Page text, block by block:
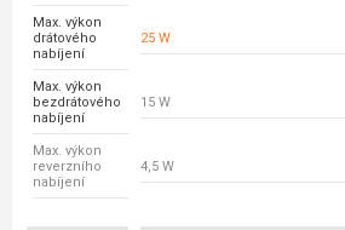
Max. výkon
drátového
nabíjení
25 W
Max. výkon
bezdrátového
nabíjení
15 W
Max. výkon
reverzního
nabíjení
4,5 W